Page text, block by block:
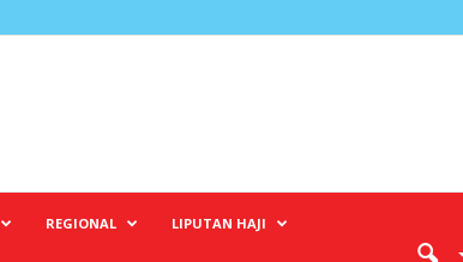
REGIONAL LIPUTAN HAJI